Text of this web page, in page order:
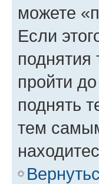
можете
Если
пройти
поднять
тем